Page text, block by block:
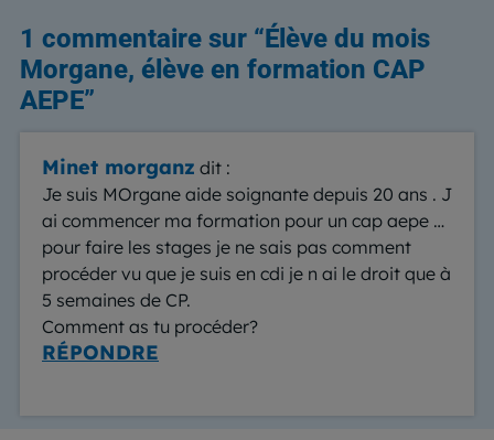
1 commentaire sur “Élève du mois
Morgane, élève en formation CAP
AEPE”
Minet morganz dit :
Je suis MOrgane aide soignante depuis 20 ans . J
ai commencer ma formation pour un cap aepe …
pour faire les stages je ne sais pas comment
procéder vu que je suis en cdi je n ai le droit que à
5 semaines de CP.
Comment as tu procéder?
RÉPONDRE